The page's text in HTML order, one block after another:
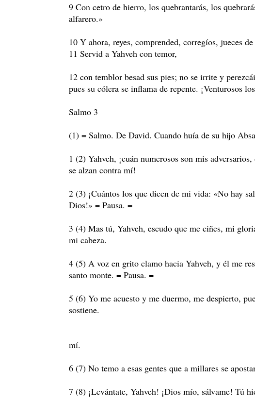
9 Con cetro de hierro, los quebrantarás, los
alfarero.»
10 Y ahora, reyes, comprended, corregíos, jueces
11 Servid a Yahveh con temor,
12 con temblor besad sus pies; no se irrite y
pues su cólera se inflama de repente. ¡Venturosos
Salmo 3
(1) = Salmo. De David. Cuando huía de su hijo
1 (2) Yahveh, ¡cuán numerosos son mis
se alzan contra mí!
2 (3) ¡Cuántos los que dicen de mi vida: «No hay
Dios!» = Pausa. =
3 (4) Mas tú, Yahveh, escudo que me ciñes, mi
mi cabeza.
4 (5) A voz en grito clamo hacia Yahveh, y él me
santo monte. = Pausa. =
5 (6) Yo me acuesto y me duermo, me despierto,
sostiene.
mí.
6 (7) No temo a esas gentes que a millares se
7 (8) ¡Levántate, Yahveh! ¡Dios mío, sálvame! Tú